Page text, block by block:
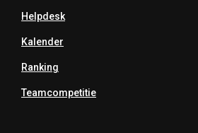
Helpdesk
Kalender
Ranking
Teamcompetitie